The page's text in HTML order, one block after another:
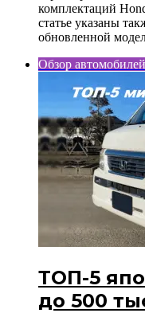
комплектаций
статье указаны
обновленной
Обзор автомобилей
ТОП-5
до 500